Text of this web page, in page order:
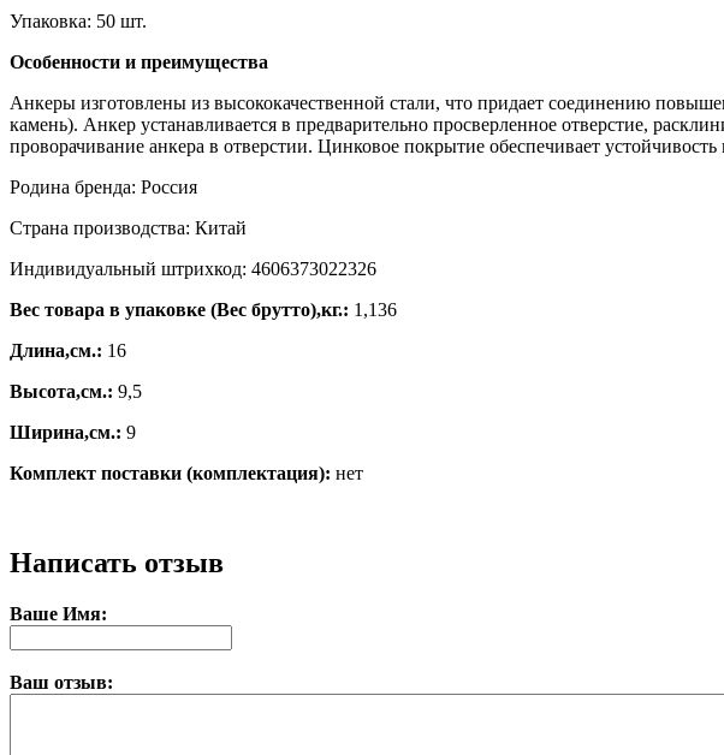
Упаковка: 50 шт.
Особенности и преимущества
Анкеры изготовлены из высококачественной стали, что придает соединению
камень). Анкер устанавливается в предварительно просверленное отверстие,
проворачивание анкера в отверстии. Цинковое покрытие обеспечивает
Родина бренда: Россия
Страна производства: Китай
Индивидуальный штрихкод: 4606373022326
Вес товара в упаковке (Вес брутто),кг.: 1,136
Длина,см.: 16
Высота,см.: 9,5
Ширина,см.: 9
Комплект поставки (комплектация): нет
Написать отзыв
Ваше Имя:
Ваш отзыв: